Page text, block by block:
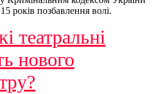
років позбавлення волі.
театральні
нового